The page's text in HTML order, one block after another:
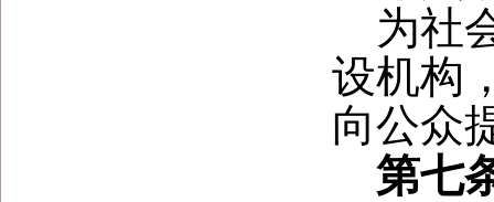
为社
设机构
向公众
第七